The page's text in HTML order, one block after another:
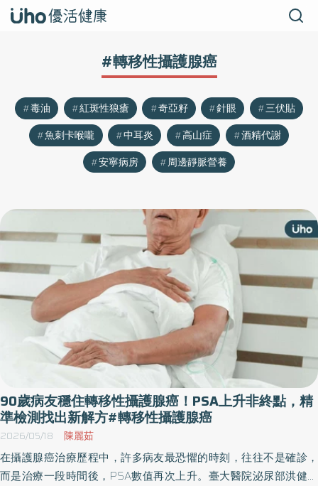
#轉移性攝護腺癌
毒油 紅斑性狼瘡 奇亞籽 針眼
三伏貼
魚刺卡喉嚨
中耳炎 高山症
酒精代謝
安寧病房
周邊靜脈營養
90歲病友穩住轉移性攝護腺癌！PSA上升非終點，精
準檢測找出新解方#轉移性攝護腺癌
2026/05/18 陳麗茹
在攝護腺癌治療歷程中，許多病友最恐懼的時刻，往往不是確診，
而是治療一段時間後，PSA數值再次上升。臺大醫院泌尿部洪健華